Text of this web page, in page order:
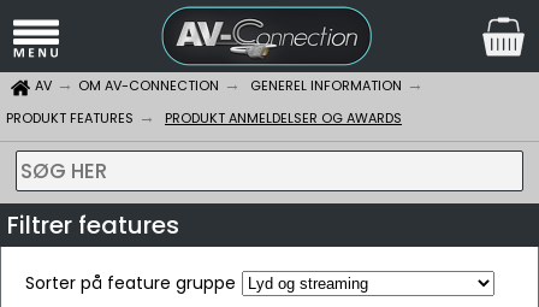
AV OM AV-CONNECTION
GENEREL INFORMATION
PRODUKT FEATURES
PRODUKT ANMELDELSER OG AWARDS
SØG HER
Filtrer features
Sorter på feature gruppe